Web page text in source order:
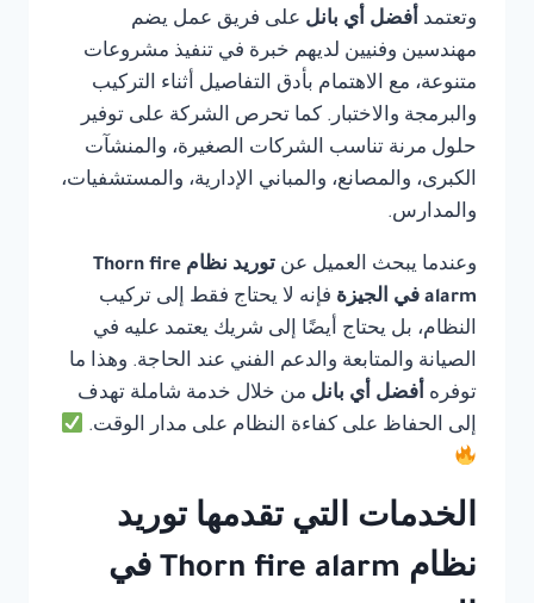
وتعتمد أفضل أي بانل على فريق عمل يضم
مهندسين وفنيين لديهم خبرة في تنفيذ مشروعات
متنوعة، مع الاهتمام بأدق التفاصيل أثناء التركيب
والبرمجة والاختبار. كما تحرص الشركة على توفير
حلول مرنة تناسب الشركات الصغيرة، والمنشآت
الكبرى، والمصانع، والمباني الإدارية، والمستشفيات،
والمدارس.
وعندما يبحث العميل عن
توريد نظام Thorn fire
alarm في الجيزة
فإنه لا يحتاج فقط إلى تركيب
النظام، بل يحتاج أيضًا إلى شريك يعتمد عليه في
الصيانة والمتابعة والدعم الفني عند الحاجة. وهذا ما
توفره أفضل أي بانل من خلال خدمة شاملة تهدف
إلى الحفاظ على كفاءة النظام على مدار الوقت.
الخدمات التي تقدمها توريد
نظام Thorn fire alarm في